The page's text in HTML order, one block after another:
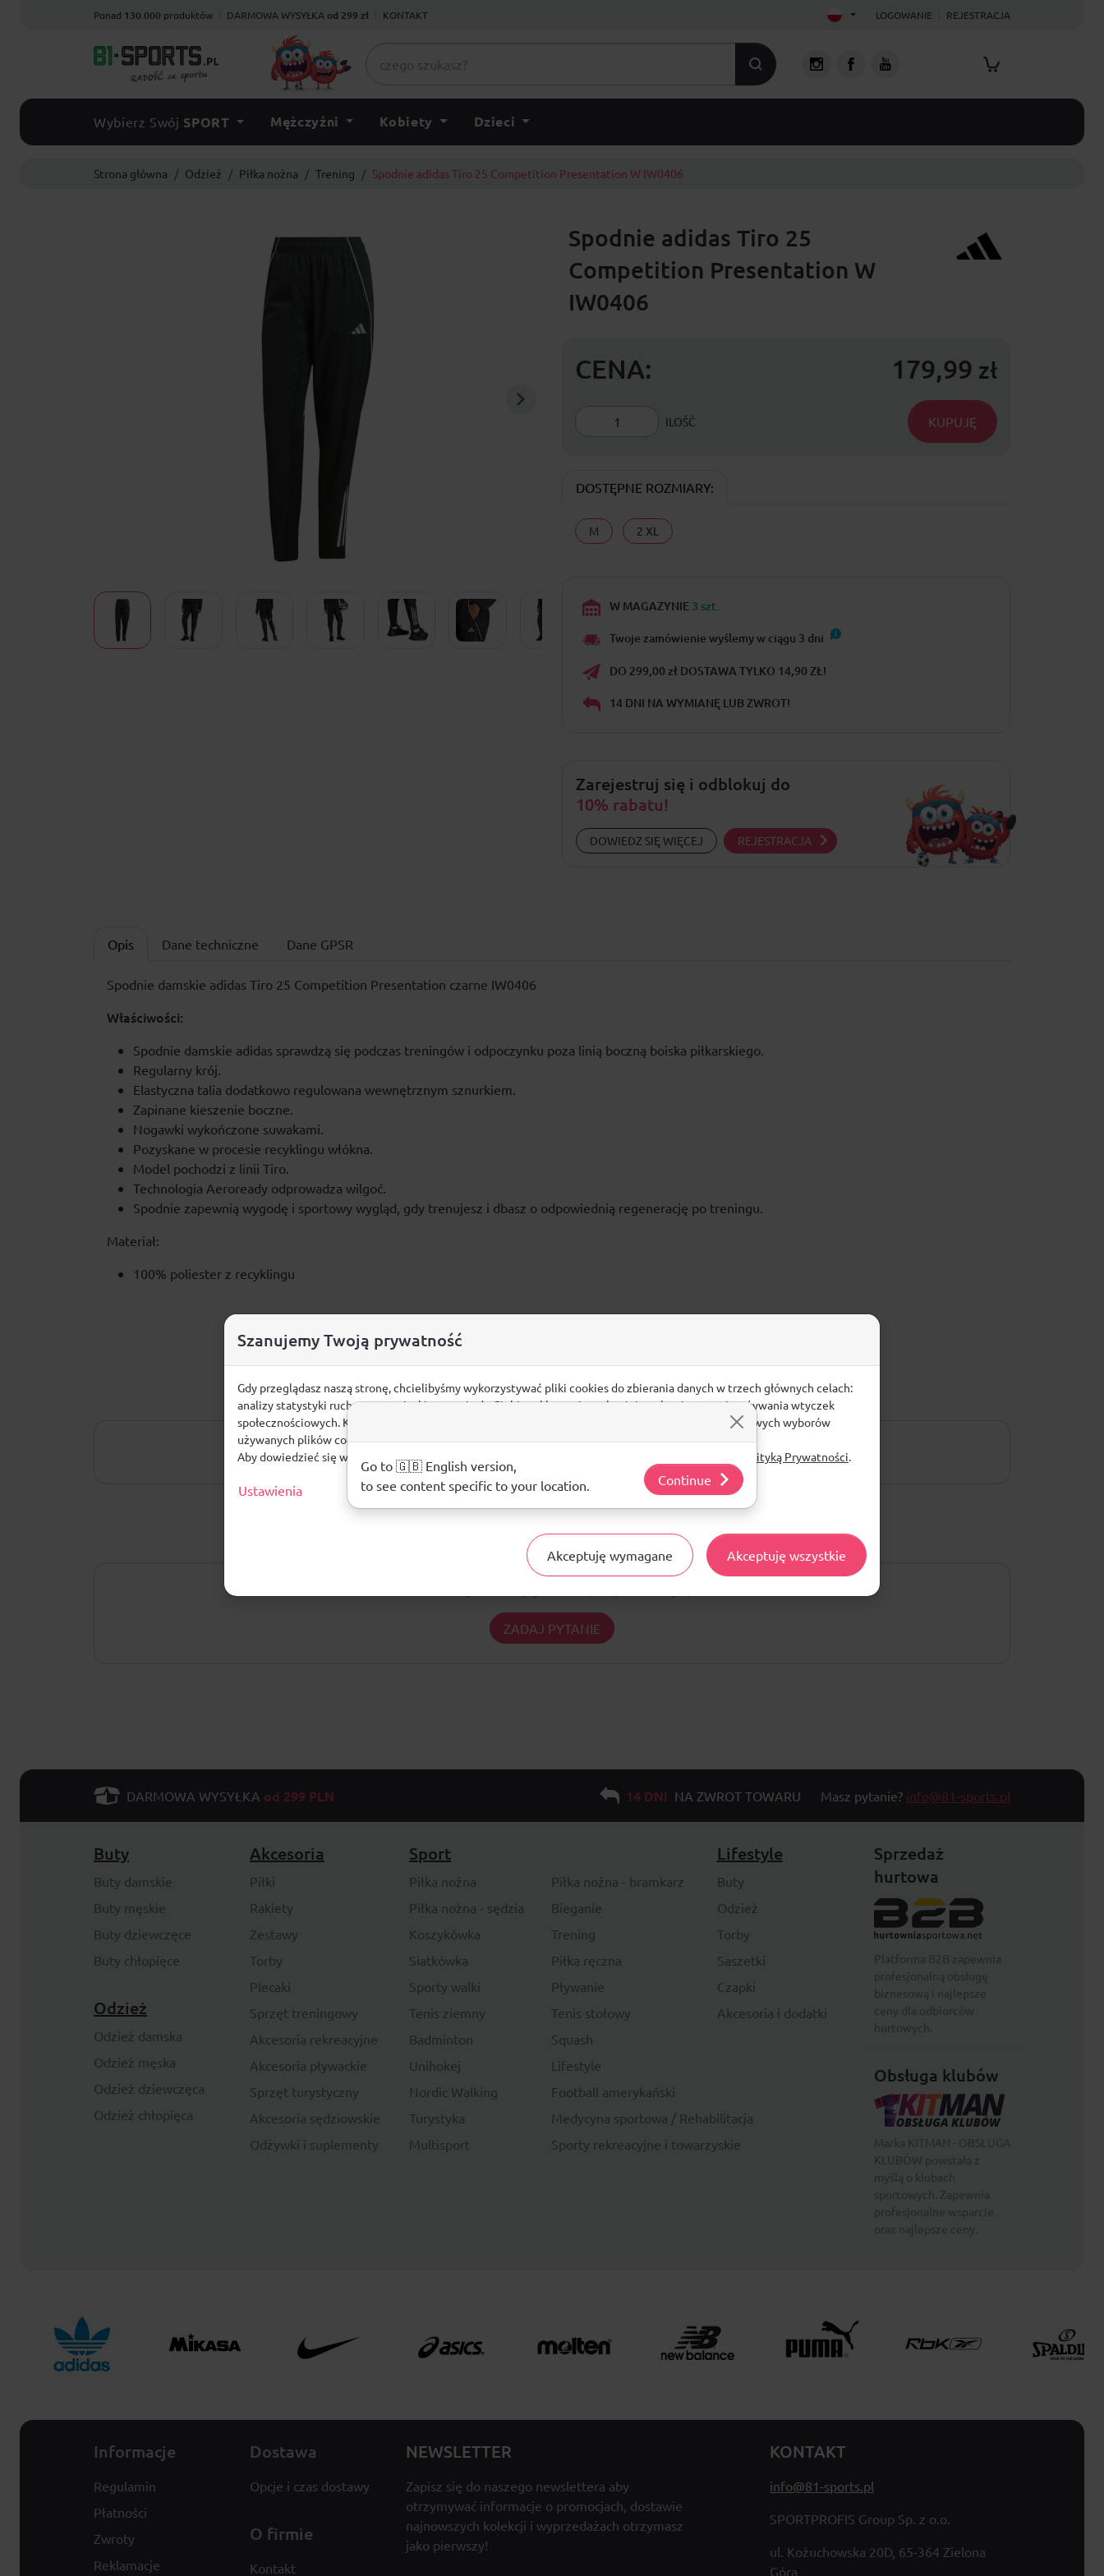
Ponad 130.000 produktów DARMOWA WYSYŁKA od 299 zł KONTAKT LOGOWANIE REJESTRACJA
Wybierz Swój SPORT Mężczyźni Kobiety Dzieci
Strona główna Odzież Piłka nożna Trening Spodnie adidas Tiro 25 Competition Presentation W IW0406
Spodnie adidas Tiro 25
Competition Presentation W
IW0406
CENA: 179,99 zł
ILOŚĆ KUPUJĘ
DOSTĘPNE ROZMIARY:
M 2 XL
W MAGAZYNIE 3 szt.
Twoje zamówienie wyślemy w ciągu 3 dni
DO 299,00 zł DOSTAWA TYLKO 14,90 ZŁ!
14 DNI NA WYMIANĘ LUB ZWROT!
Zarejestruj się i odblokuj do
10% rabatu!
DOWIEDZ SIĘ WIĘCEJ REJESTRACJA
Opis Dane techniczne Dane GPSR
Spodnie damskie adidas Tiro 25 Competition Presentation czarne IW0406
Właściwości:
Spodnie damskie adidas sprawdzą się podczas treningów i odpoczynku poza linią boczną boiska piłkarskiego.
Regularny krój.
Elastyczna talia dodatkowo regulowana wewnętrznym sznurkiem.
Zapinane kieszenie boczne.
Nogawki wykończone suwakami.
Pozyskane w procesie recyklingu włókna.
Model pochodzi z linii Tiro.
Technologia Aeroready odprowadza wilgoć.
Spodnie zapewnią wygodę i sportowy wygląd, gdy trenujesz i dbasz o odpowiednią regenerację po treningu.
Materiał:
100% poliester z recyklingu
Opinie
ŚREDNIA OCENA:
Nie ma jeszcze żadnej recenzji produktu
Pytania i odpowiedzi
ZADAJ PYTANIE
DARMOWA WYSYŁKA od 299 PLN 14 DNI NA ZWROT TOWARU Masz pytanie? info@81-sports.pl
Buty
Buty damskie
Buty męskie
Buty dziewczęce
Buty chłopięce
Odzież
Odzież damska
Odzież męska
Odzież dziewczęca
Odzież chłopięca
Akcesoria
Piłki
Rakiety
Zestawy
Torby
Plecaki
Sprzęt treningowy
Akcesoria rekreacyjne
Akcesoria pływackie
Sprzęt turystyczny
Akcesoria sędziowskie
Odżywki i suplementy
Sport
Piłka nożna
Piłka nożna - bramkarz
Piłka nożna - sędzia
Bieganie
Koszykówka
Trening
Siatkówka
Piłka ręczna
Sporty walki
Pływanie
Tenis ziemny
Tenis stołowy
Badminton
Squash
Unihokej
Lifestyle
Nordic Walking
Football amerykański
Turystyka
Medycyna sportowa / Rehabilitacja
Multisport
Sporty rekreacyjne i towarzyskie
Lifestyle
Buty
Odzież
Torby
Saszetki
Czapki
Akcesoria i dodatki
Sprzedaż
hurtowa
Obsługa klubów
Informacje
Regulamin
Płatności
Zwroty
Reklamacje
Dostawa
Opcje i czas dostawy
O firmie
Kontakt
NEWSLETTER
Zapisz się do naszego newslettera aby
otrzymywać informacje o promocjach, dostawie
najnowszych kolekcji i wyprzedażach otrzymasz
jako pierwszy!
KONTAKT
info@81-sports.pl
SPORTPROFIS Group Sp. z o.o.
ul. Kożuchowska 20D, 65-364 Zielona
Góra
Szanujemy Twoją prywatność
Gdy przeglądasz naszą stronę, chcielibyśmy wykorzystywać pliki cookies do zbierania danych w trzech głównych celach:
analizy statystyki ruchu na stronie, kierowania do Ciebie reklam w innych miejscach w internecie, używania wtyczek
społecznościowych. Kliknij poniżej, by wyrazić zgodę lub przejdź do ustawień, by dokonać szczegółowych wyborów
używanych plików cookies.
Aby dowiedzieć się więcej o plikach cookie i tym, jak wykorzystujemy Twoje dane, odwiedź naszą
Polityką Prywatności
Ustawienia
Akceptuję wymagane Akceptuję wszystkie
Go to 🇬🇧 English version,
to see content specific to your location.
Continue